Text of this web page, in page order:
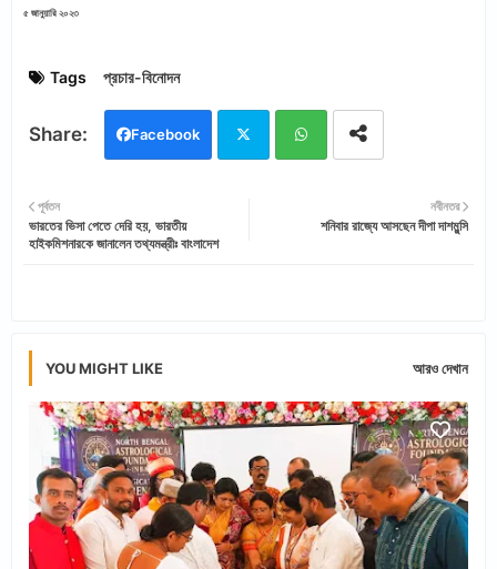
৫ জানুয়ারি ২০২৩
Tags প্রচার-বিনোদন
Facebook
নবীনতর
শনিবার রাজ্যে আসছেন দীপা দাশমুন্সি
পূর্বতন
ভারতের ভিসা পেতে দেরি হয়, ভারতীয়
হাইকমিশনারকে জানালেন তথ্যমন্ত্রীঃ বাংলাদেশ
YOU MIGHT LIKE আরও দেখান